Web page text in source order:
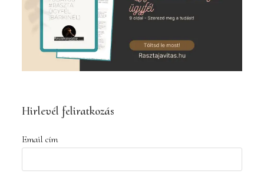
Hirlevél feliratkozás
Email cím